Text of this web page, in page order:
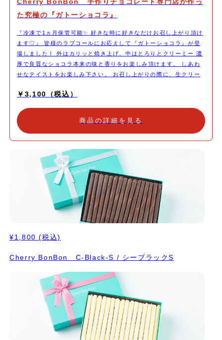
Cherry BonBon 手作りチョコレート専門店が作っ
た究極の『ガトーショコラ』
『冷凍で1ヵ月保管可能✨ 好きな時に好きなだけお召し上がり頂け
ます♡』 皆様のラブコールにお応えして『ガトーショコラ』が登
場しました！ 外はカリッと焼き上げ、中はとろりとクリーミー 濃
厚で良質なショコラ本来の味と香りをお楽しみ頂けます。 しあわ
せなテイストをお楽しみ下さい。 お召し上がりの際に、生クリー
て頂けます。 (召し上がる分だけカットして残りを冷凍保管して頂
￥3,100（税込）
商品の詳細を見る
¥1,800 (税込)
Cherry BonBon C-Black-S / シーブラックS